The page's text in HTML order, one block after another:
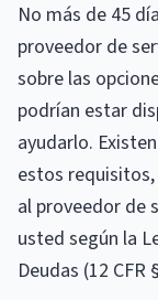
No más de 45
proveedor de
sobre las
podrían estar
ayudarlo.
estos
al proveedor de
usted según la
Deudas (12 CFR